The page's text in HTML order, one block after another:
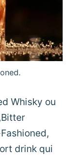
Whisky ou
drink qui